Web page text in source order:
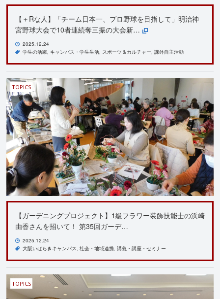
【＋Rな人】「チーム日本一、プロ野球を目指して」明治神
宮野球大会で10者連続奪三振の大会新…
2025.12.24
学生の活躍 キャンパス・学生生活 スポーツ＆カルチャー 課外自主活動
TOPICS
【ガーデニングプロジェクト】1級フラワー装飾技能士の浜崎
由香さんを招いて！ 第35回ガーデ…
2025.12.24
大阪いばらきキャンパス 社会・地域連携 講義・講座・セミナー
TOPICS